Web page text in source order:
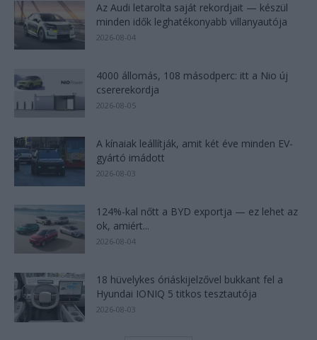
Az Audi letarolta saját rekordjait — készül
minden idők leghatékonyabb villanyautója
2026-08-04
4000 állomás, 108 másodperc: itt a Nio új
csererekordja
2026-08-05
A kínaiak leállítják, amit két éve minden EV-
gyártó imádott
2026-08-03
124%-kal nőtt a BYD exportja — ez lehet az
ok, amiért...
2026-08-04
18 hüvelykes óriáskijelzővel bukkant fel a
Hyundai IONIQ 5 titkos tesztautója
2026-08-03